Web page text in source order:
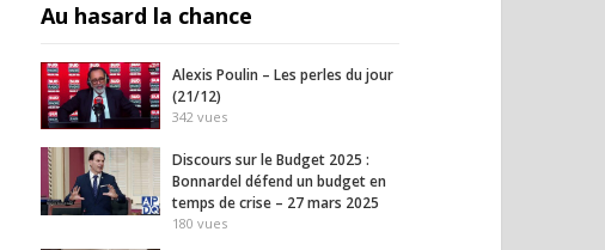
Au hasard la chance
Alexis Poulin – Les perles du jour
(21/12)
342 vues
Discours sur le Budget 2025 :
Bonnardel défend un budget en
temps de crise – 27 mars 2025
180 vues